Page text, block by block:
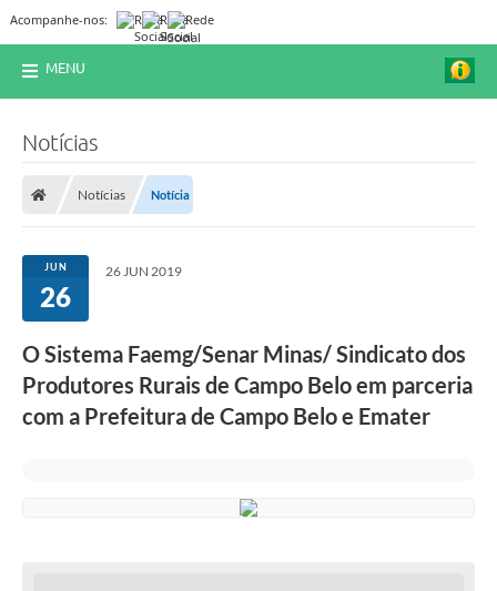
Acompanhe-nos:
MENU
Notícias
Notícias Notícia
JUN
26
26 JUN 2019
O Sistema Faemg/Senar Minas/ Sindicato dos
Produtores Rurais de Campo Belo em parceria
com a Prefeitura de Campo Belo e Emater